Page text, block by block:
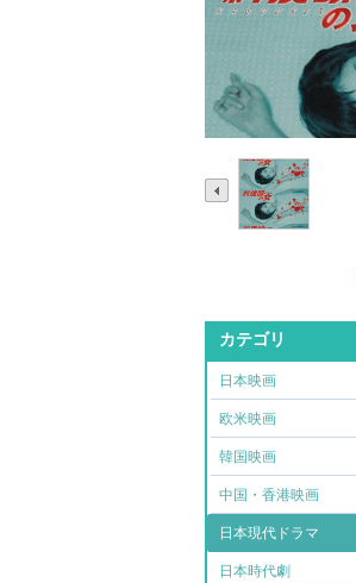
カテゴリ
日本映画
欧米映画
韓国映画
中国・香港映画
日本現代ドラマ
日本時代劇